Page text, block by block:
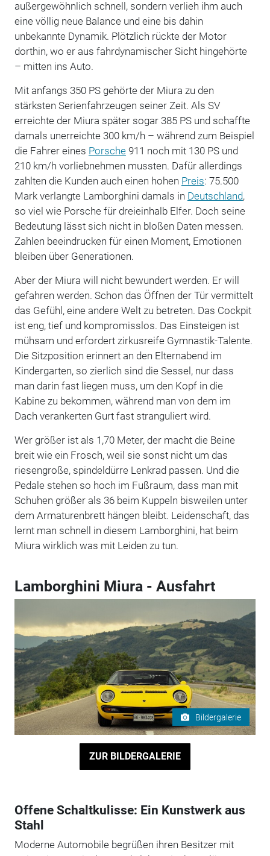
außergewöhnlich schnell, sondern verlieh ihm auch
eine völlig neue Balance und eine bis dahin
unbekannte Dynamik. Plötzlich rückte der Motor
dorthin, wo er aus fahrdynamischer Sicht hingehörte
– mitten ins Auto.
Mit anfangs 350 PS gehörte der Miura zu den
stärksten Serienfahrzeugen seiner Zeit. Als SV
erreichte der Miura später sogar 385 PS und schaffte
damals unerreichte 300 km/h – während zum Beispiel
die Fahrer eines Porsche911 noch mit 130 PS und
210 km/h vorliebnehmen mussten. Dafür allerdings
zahlten die Kunden auch einen hohen Preis: 75.500
Mark verlangte Lamborghini damals in Deutschland,
so viel wie Porsche für dreieinhalb Elfer. Doch seine
Bedeutung lässt sich nicht in bloßen Daten messen.
Zahlen beeindrucken für einen Moment, Emotionen
bleiben über Generationen.
Aber der Miura will nicht bewundert werden. Er will
gefahren werden. Schon das Öffnen der Tür vermittelt
das Gefühl, eine andere Welt zu betreten. Das Cockpit
ist eng, tief und kompromisslos. Das Einsteigen ist
mühsam und erfordert zirkusreife Gymnastik-Talente.
Die Sitzposition erinnert an den Elternabend im
Kindergarten, so zierlich sind die Sessel, nur dass
man darin fast liegen muss, um den Kopf in die
Kabine zu bekommen, während man von dem im
Dach verankerten Gurt fast stranguliert wird.
Wer größer ist als 1,70 Meter, der macht die Beine
breit wie ein Frosch, weil sie sonst nicht um das
riesengroße, spindeldürre Lenkrad passen. Und die
Pedale stehen so hoch im Fußraum, dass man mit
Schuhen größer als 36 beim Kuppeln bisweilen unter
dem Armaturenbrett hängen bleibt. Leidenschaft, das
lernt man schnell in diesem Lamborghini, hat beim
Miura wirklich was mit Leiden zu tun.
Lamborghini Miura - Ausfahrt
Bildergalerie
ZUR BILDERGALERIE
Offene Schaltkulisse: Ein Kunstwerk aus
Stahl
Moderne Automobile begrüßen ihren Besitzer mit